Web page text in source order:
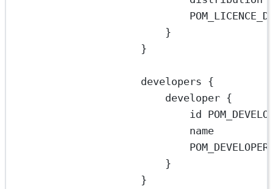
}
}
developers {
developer {
id
}
}